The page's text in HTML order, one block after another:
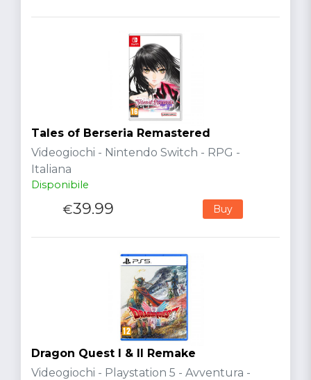
Tales of Berseria Remastered
Videogiochi - Nintendo Switch - RPG -
Italiana
Disponibile
€39.99 Buy
Dragon Quest I & II Remake
Videogiochi - Playstation 5 - Avventura -